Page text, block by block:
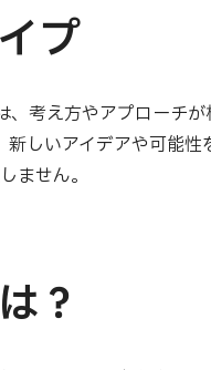
プ
考え方やアプローチ
しいアイデアや可能
ません。
？